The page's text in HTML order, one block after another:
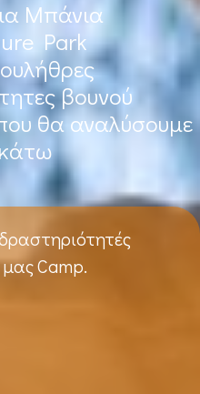
Μπάνια
Park
βουνού
θα αναλύσουμε
Camp.